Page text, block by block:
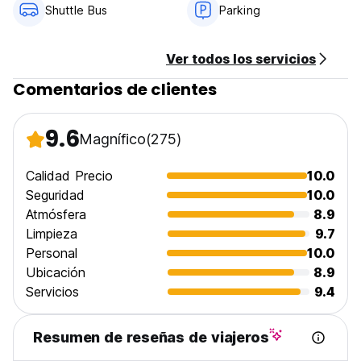
Política de cancelación: 1 día antes de la llegada.
El desayuno está incluido.
Los impuestos están incluidos.
Las familias con niños son bienvenidas.
No hay drogas permitidas en el hostal y en nuestra
propiedad.
Shuttle Bus Parking
Ver todos los servicios
Comentarios de clientes
9.6Magnífico(275)
Calidad Precio
10.0
Seguridad
10.0
Atmósfera
8.9
Limpieza
9.7
Personal
10.0
Ubicación
8.9
Servicios
9.4
Resumen de reseñas de viajeros